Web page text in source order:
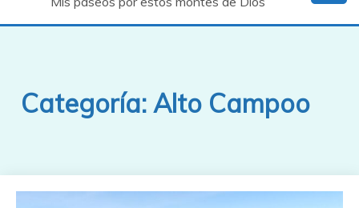
Categoría: Alto Campoo